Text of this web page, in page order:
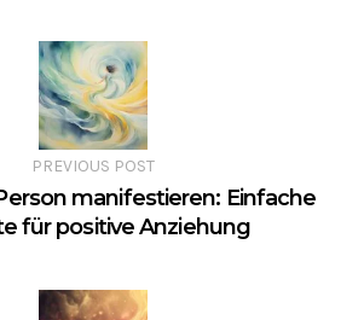
PREVIOUS POST
manifestieren: Einfache
für positive Anziehung